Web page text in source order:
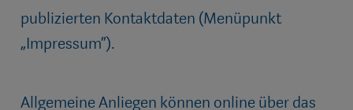
publizierten Kontaktdaten (Menüpunkt
„Impressum“).
Allgemeine Anliegen können online über das